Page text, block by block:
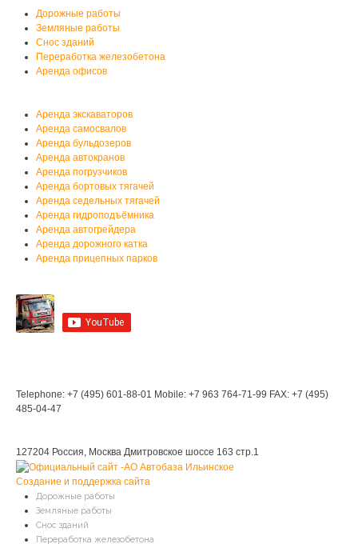
Дорожные работы
Земляные работы
Снос зданий
Переработка железобетона
Аренда офисов
Аренда экскаваторов
Аренда самосвалов
Аренда бульдозеров
Аренда автокранов
Аренда погрузчиков
Аренда бортовых тягачей
Аренда седельных тягачей
Аренда гидроподъёмника
Аренда автогрейдера
Аренда дорожного катка
Аренда прицепных парков
Telephone: +7 (495) 601-88-01 Mobile: +7 963 764-71-99 FAX: +7 (495)
485-04-47
127204 Россия, Москва Дмитровское шоссе 163 стр.1
Создание и поддержка сайта
Дорожные работы
Земляные работы
Снос зданий
Переработка железобетона